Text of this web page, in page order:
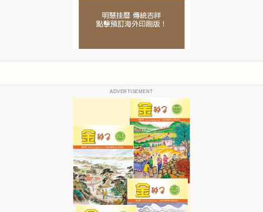
ADVERTISEMENT